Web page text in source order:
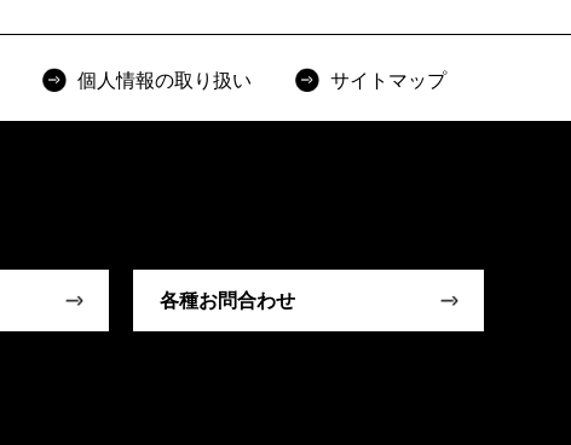
個人情報の取り扱い サイトマップ
各種お問合わせ